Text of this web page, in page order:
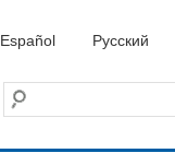
Español Русский